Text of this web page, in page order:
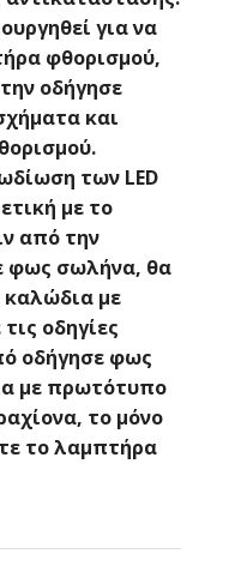
για να
φθορισμού,
οδήγησε
και
των LED
με το
από την
φως σωλήνα, θα
καλώδια με
οδηγίες
οδήγησε φως
με πρωτότυπο
το μόνο
το λαμπτήρα